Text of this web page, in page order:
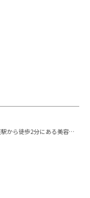
から徒歩2分にある美容皮